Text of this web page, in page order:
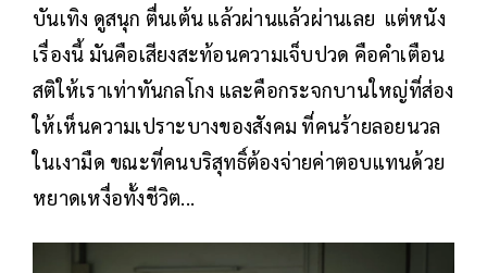
บันเทิง ดูสนุก ตื่นเต้น แล้วผ่านแล้วผ่านเลย แต่หนัง
เรื่องนี้ มันคือเสียงสะท้อนความเจ็บปวด คือคำเตือน
สติให้เราเท่าทันกลโกง และคือกระจกบานใหญ่ที่ส่อง
ให้เห็นความเปราะบางของสังคม ที่คนร้ายลอยนวล
ในเงามืด ขณะที่คนบริสุทธิ์ต้องจ่ายค่าตอบแทนด้วย
หยาดเหงื่อทั้งชีวิต...